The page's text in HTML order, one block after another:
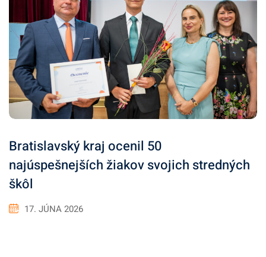
Bratislavský kraj ocenil 50
najúspešnejších žiakov svojich stredných
škôl
17. JÚNA 2026